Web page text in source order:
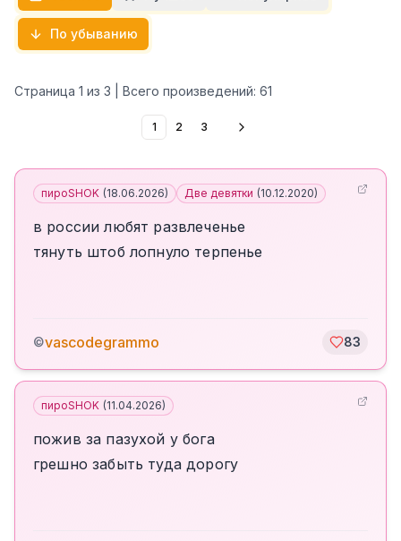
По убыванию
Страница 1 из 3 | Всего произведений: 61
1 2 3
пироSHOK (18.06.2026) Две девятки (10.12.2020)
в россии любят развлеченье
тянуть штоб лопнуло терпенье
©vascodegrammo 83
пироSHOK (11.04.2026)
пожив за пазухой у бога
грешно забыть туда дорогу